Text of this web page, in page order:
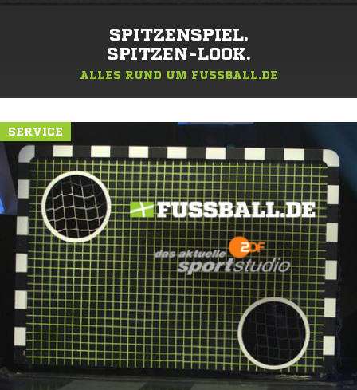
SPITZENSPIEL.
SPITZEN-LOOK.
ALLES RUND UM FUSSBALL.DE
SERVICE